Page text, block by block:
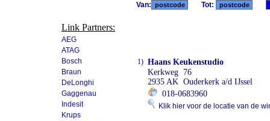
Link Partners:
AEG
ATAG
Bosch
Braun
DeLonghi
Gaggenau
Indesit
Krups
Van: Tot:
1) Haans Keukenstudio
Kerkweg 76
2935 AK Ouderkerk a/d IJssel
018-0683960
Klik hier voor de locatie van de